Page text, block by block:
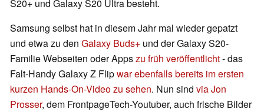
S20+ und Galaxy S20 Ultra besteht.
Samsung selbst hat in diesem Jahr mal wieder gepatzt
und etwa zu den Galaxy Buds+ und der Galaxy S20-
Familie Webseiten oder Appszu früh veröffentlicht- das
Falt-Handy Galaxy Z Flipwar ebenfalls bereits im ersten
kurzen Hands-On-Video zu sehen. Nun sind via Jon
Prosser, dem FrontpageTech-Youtuber, auch frische Bilder